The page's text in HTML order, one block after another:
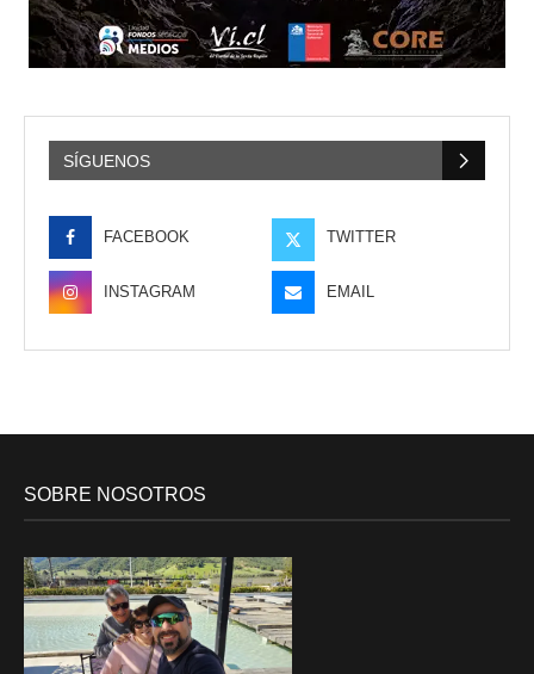
SÍGUENOS
FACEBOOK TWITTER
INSTAGRAM EMAIL
SOBRE NOSOTROS